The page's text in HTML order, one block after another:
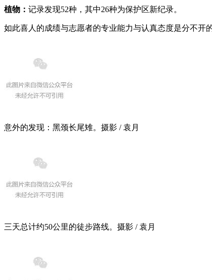
植物： 记录发现52种，其中26种为保护区新纪录。
如此喜人的成绩与志愿者的专业能力与认真态度是分不开
意外的发现：黑颈长尾雉。摄影 / 袁月
三天总计约50公里的徒步路线。摄影 / 袁月